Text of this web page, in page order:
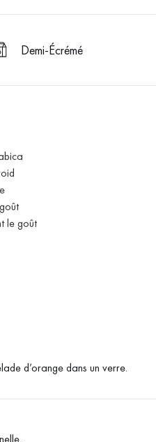
Demi-Écrémé
le goût
d’orange dans un verre.